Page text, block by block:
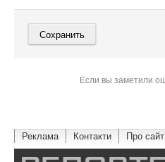
Если вы заметили
Реклама Контакти Про сайт